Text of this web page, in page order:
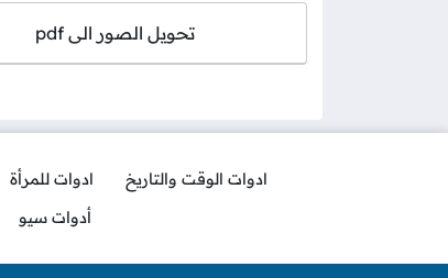
تحويل الصور الى pdf
ادوات الوقت والتاريخ ادوات للمرأة
أدوات سيو